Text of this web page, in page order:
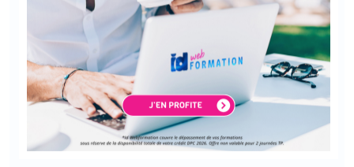
94 %
nous recommandent *